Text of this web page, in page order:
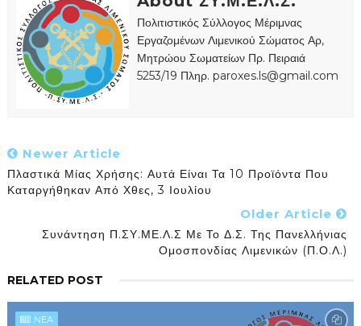
Πολιτιστικός Σύλλογος Μέριμνας
Εργαζομένων Λιμενικού Σώματος Αρ,
Μητρώου Σωματείων Πρ. Πειραιά
5253/19 Πληρ. paroxes.ls@gmail.com
Newer Article
Πλαστικά Μίας Χρήσης: Αυτά Είναι Τα 10 Προϊόντα Που
Καταργήθηκαν Από Χθες, 3 Ιουλίου
Older Article
Συνάντηση Π.ΣΥ.ΜΕ.Λ.Σ Με Το Δ.Σ. Της Πανελλήνιας
Ομοσπονδίας Λιμενικών (Π.Ο.Λ.)
RELATED POST
NEA